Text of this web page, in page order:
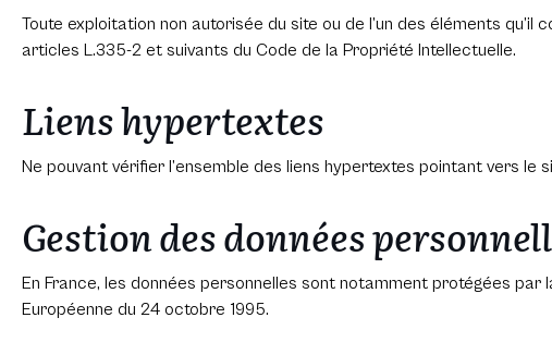
Toute exploitation non autorisée du site ou de l’un des éléments
articles L.335-2 et suivants du Code de la Propriété Intellectuelle.
Liens hypertextes
Ne pouvant vérifier l’ensemble des liens hypertextes pointant vers
Gestion des données
En France, les données personnelles sont notamment protégées par
Européenne du 24 octobre 1995.